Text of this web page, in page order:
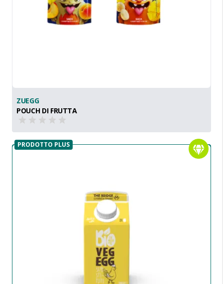
ZUEGG
POUCH DI FRUTTA
PRODOTTO PLUS